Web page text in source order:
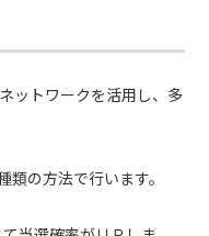
ットワークを活用し、多
の方法で行います。